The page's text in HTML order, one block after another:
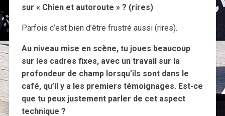
sur « Chien et autoroute » ? (rires)
Parfois c’est bien d’être frustré aussi (rires).
Au niveau mise en scène, tu joues beaucoup
sur les cadres fixes, avec un travail sur la
profondeur de champ lorsqu’ils sont dans le
café, qu’il y a les premiers témoignages. Est-ce
que tu peux justement parler de cet aspect
technique ?